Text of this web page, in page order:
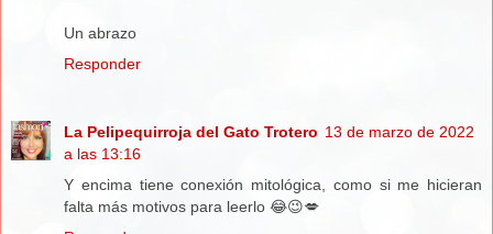
Un abrazo
Responder
La Pelipequirroja del Gato Trotero 13 de marzo de 2022
a las 13:16
Y encima tiene conexión mitológica, como si me hicieran
falta más motivos para leerlo 😂😉💋